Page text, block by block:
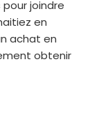
joindre
en
achat en
obtenir